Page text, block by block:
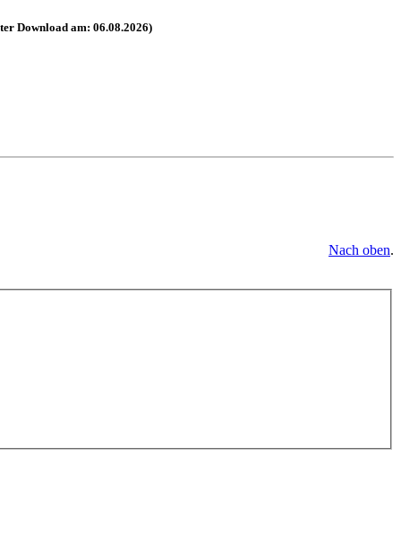
Download am: 06.08.2026)
Nach oben.